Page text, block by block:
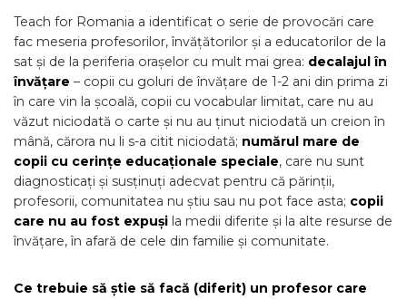
Teach for Romania a identificat o serie de provocări care
fac meseria profesorilor, învățătorilor și a educatorilor de la
sat și de la periferia orașelor cu mult mai grea: decalajul în
învățare – copii cu goluri de învățare de 1-2 ani din prima zi
în care vin la școală, copii cu vocabular limitat, care nu au
văzut niciodată o carte și nu au ținut niciodată un creion în
mână, cărora nu li s-a citit niciodată; numărul mare de
copii cu cerințe educaționale speciale, care nu sunt
diagnosticați și susținuți adecvat pentru că părinții,
profesorii, comunitatea nu știu sau nu pot face asta; copii
care nu au fost expuși la medii diferite și la alte resurse de
învățare, în afară de cele din familie și comunitate.
Ce trebuie să știe să facă (diferit) un profesor care